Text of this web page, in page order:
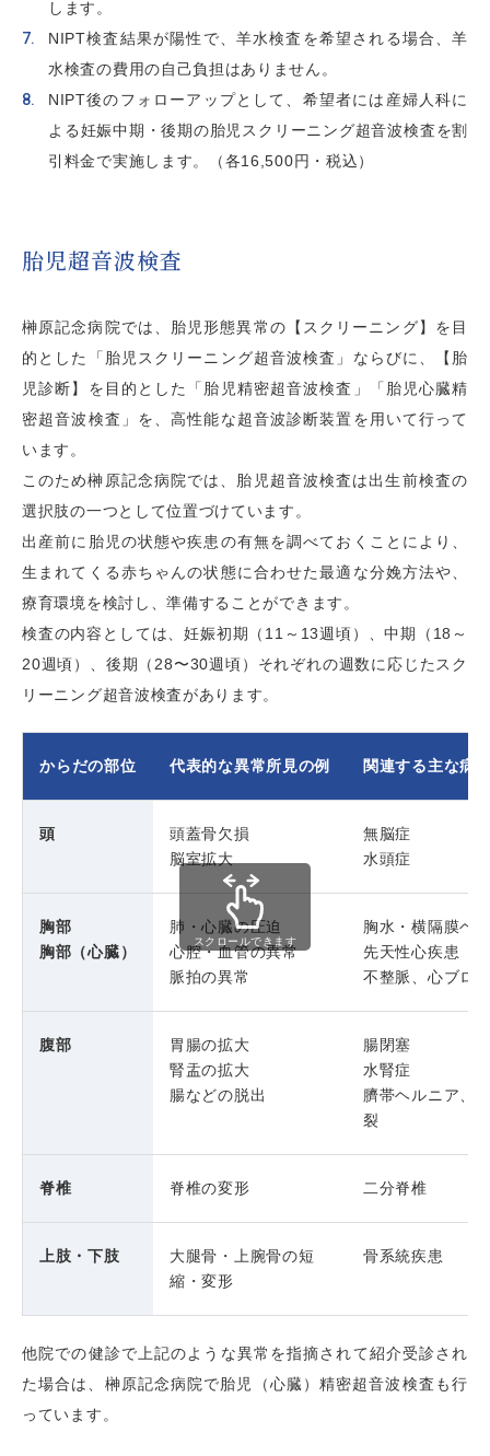
します。
NIPT検査結果が陽性で、羊水検査を希望される場合、羊
水検査の費用の自己負担はありません。
NIPT後のフォローアップとして、希望者には産婦人科に
よる妊娠中期・後期の胎児スクリーニング超音波検査を割
引料金で実施します。（各16,500円・税込）
胎児超音波検査
榊󠄀󠄀󠄀󠄀󠄀󠄀原記念病院では、胎児形態異常の【スクリーニング】を目
的とした「胎児スクリーニング超音波検査」ならびに、【胎
児診断】を目的とした「胎児精密超音波検査」「胎児心臓精
密超音波検査」を、高性能な超音波診断装置を用いて行って
います。
このため榊󠄀󠄀󠄀󠄀󠄀󠄀原記念病院では、胎児超音波検査は出生前検査の
選択肢の一つとして位置づけています。
出産前に胎児の状態や疾患の有無を調べておくことにより、
生まれてくる赤ちゃんの状態に合わせた最適な分娩方法や、
療育環境を検討し、準備することができます。
検査の内容としては、妊娠初期（11～13週頃）、中期（18～
20週頃）、後期（28〜30週頃）それぞれの週数に応じたスク
リーニング超音波検査があります。
からだの部位 代表的な異常所見の例 関連する主な病
頭
頭蓋骨欠損
脳室拡大
無脳症
水頭症
胸部
胸部（心臓）
肺・心臓の圧迫
心腔・血管の異常
脈拍の異常
胸水・横隔膜ヘ
先天性心疾患
不整脈、心ブロ
腹部
胃腸の拡大
腎盂の拡大
腸などの脱出
腸閉塞
水腎症
臍帯ヘルニア、
裂
脊椎 脊椎の変形 二分脊椎
上肢・下肢
大腿骨・上腕骨の短
縮・変形
骨系統疾患
スクロールできます
他院での健診で上記のような異常を指摘されて紹介受診され
た場合は、榊󠄀󠄀󠄀󠄀󠄀󠄀原記念病院で胎児（心臓）精密超音波検査も行
っています。